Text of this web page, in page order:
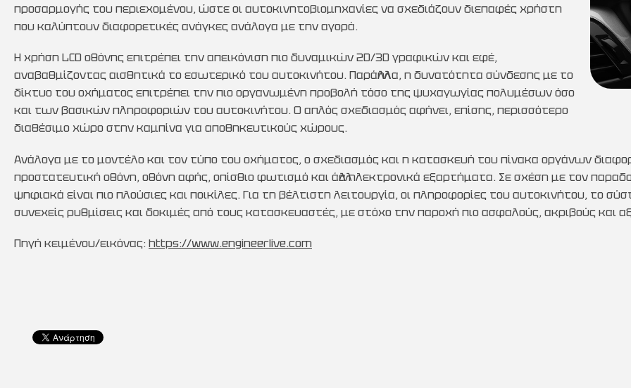
προσαρμογής του περιεχομένου, ώστε οι αυτοκινητοβιομηχανίες να σχεδιάζουν διεπαφές χρήστη
που καλύπτουν διαφορετικές ανάγκες ανάλογα με την αγορά.
Η χρήση LCD οθόνης επιτρέπει την απεικόνιση πιο δυναμικών 2D/3D γραφικών και εφέ,
αναβαθμίζοντας αισθητικά το εσωτερικό του αυτοκινήτου. Παράλληλα, η δυνατότητα σύνδεσης με το
δίκτυο του οχήματος επιτρέπει την πιο οργανωμένη προβολή τόσο της ψυχαγωγίας πολυμέσων όσο
και των βασικών πληροφοριών του αυτοκινήτου. Ο απλός σχεδιασμός αφήνει, επίσης, περισσότερο
διαθέσιμο χώρο στην καμπίνα για αποθηκευτικούς χώρους.
Ανάλογα με το μοντέλο και τον τύπο του οχήματος, ο σχεδιασμός και η κατασκευή του πίνακα οργάνων
προστατευτική οθόνη, οθόνη αφής, οπίσθιο φωτισμό και άλλα ηλεκτρονικά εξαρτήματα. Σε σχέση με τον
ψηφιακά είναι πιο πλούσιες και ποικίλες. Για τη βέλτιστη λειτουργία, οι πληροφορίες του αυτοκινήτου, το
συνεχείς ρυθμίσεις και δοκιμές από τους κατασκευαστές, με στόχο την παροχή πιο ασφαλούς, ακριβούς και
Πηγή κειμένου/εικόνας: https://www.engineerlive.com